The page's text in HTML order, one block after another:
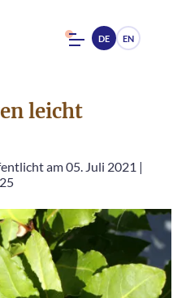
DE EN
leicht
am 05. Juli 2021 |